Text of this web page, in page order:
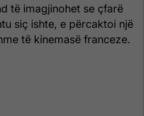
të imagjinohet se çfarë
siç ishte, e përcaktoi një
të kinemasë franceze.